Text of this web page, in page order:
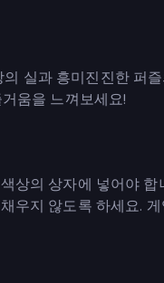
실과 흥미진진한 퍼
움을 느껴보세요!
상의 상자에 넣어야
우지 않도록 하세요.